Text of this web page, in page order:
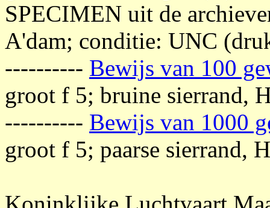
SPECIMEN uit de
A'dam; conditie: UNC
---------- Bewijs van 100
groot f 5; bruine sierrand,
---------- Bewijs van 1000
groot f 5; paarse sierrand,